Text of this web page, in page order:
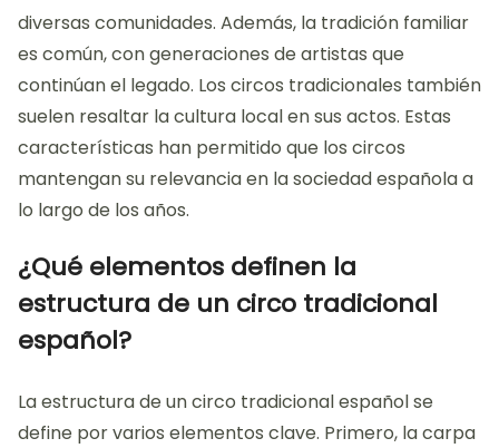
diversas comunidades. Además, la tradición familiar
es común, con generaciones de artistas que
continúan el legado. Los circos tradicionales también
suelen resaltar la cultura local en sus actos. Estas
características han permitido que los circos
mantengan su relevancia en la sociedad española a
lo largo de los años.
¿Qué elementos definen la
estructura de un circo tradicional
español?
La estructura de un circo tradicional español se
define por varios elementos clave. Primero, la carpa